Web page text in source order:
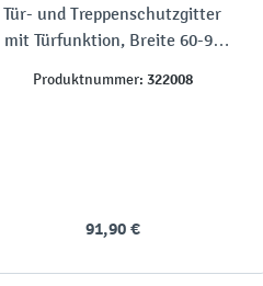
Tür- und Treppenschutzgitter
mit Türfunktion, Breite 60-97
Produktnummer: 322008
91,90 €